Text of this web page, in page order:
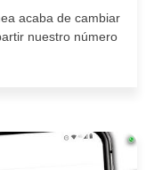
acaba de cambiar
nuestro número